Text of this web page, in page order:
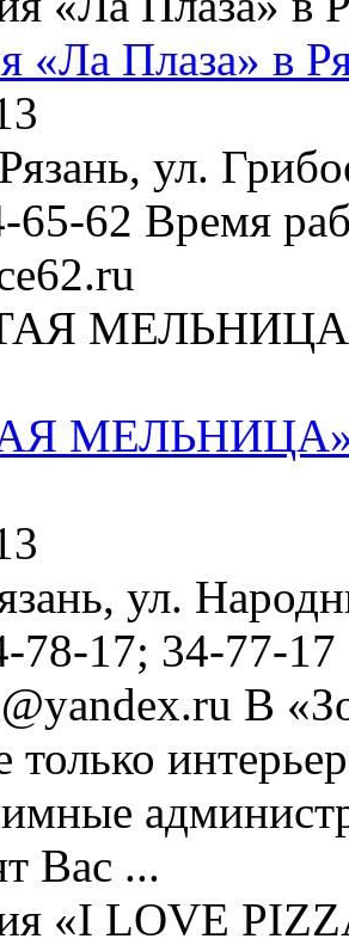
«Ла Плаза» в
ул.
65-62 Время
МЕЛЬНИЦА»
ул.
78-17; 34-77-
В
только
Вас ...